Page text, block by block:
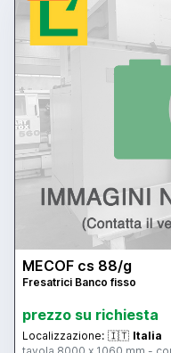
MECOF cs 88/g
Fresatrici Banco fisso
prezzo su richiesta
Localizzazione: 🇮🇹 Italia